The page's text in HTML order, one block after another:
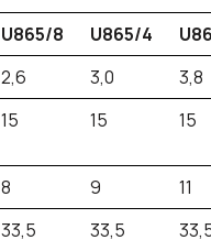
U865/8 U865/4
2,6 3,0
3,8
15 15 15
8 9
11
33,5 33,5